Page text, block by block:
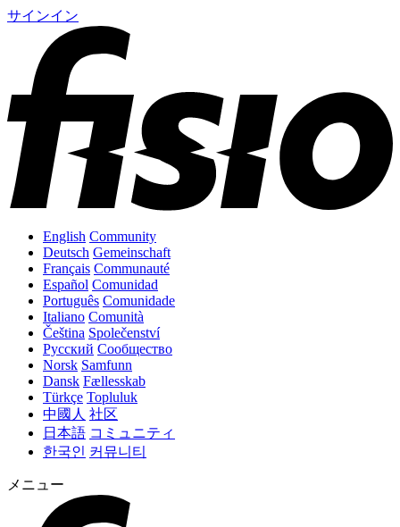
サインイン
English Community
Deutsch Gemeinschaft
Français Communauté
Español Comunidad
Português Comunidade
Italiano Comunità
Čeština Společenství
Русский Сообщество
Norsk Samfunn
Dansk Fællesskab
Türkçe Topluluk
中國人 社区
日本語 コミュニティ
한국인 커뮤니티
メニュー